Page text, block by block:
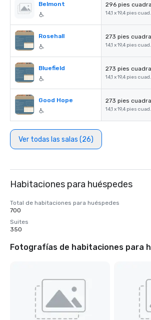
Belmont 296 pies
14,1 x 19,4 pies cuad.
Rosehall 273 pies
14,1 x 19,4 pies cuad.
Bluefield 273 pies
14,1 x 19,4 pies cuad.
Good Hope 273 pies
14,1 x 19,4 pies cuad.
Ver todas las salas (26)
Habitaciones para huéspedes
Total de habitaciones para huéspedes
700
Suites
350
Fotografías de habitaciones para